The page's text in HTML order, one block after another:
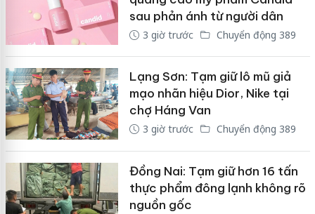
sau phản ánh từ người dân
3 giờ trước Chuyển động 389
Lạng Sơn: Tạm giữ lô mũ giả
mạo nhãn hiệu Dior, Nike tại
chợ Háng Van
3 giờ trước Chuyển động 389
Đồng Nai: Tạm giữ hơn 16 tấn
thực phẩm đông lạnh không rõ
nguồn gốc